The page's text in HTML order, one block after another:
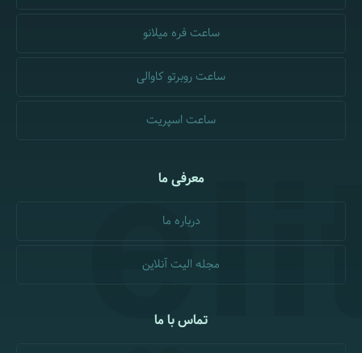
ساعت فره میلانو
ساعت روبرتو کاوالی
ساعت اسپریت
معرفی ما
درباره ما
مجله الیت آنلاین
تماس با ما